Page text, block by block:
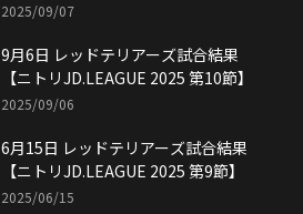
2025/09/07
9月6日 レッドテリアーズ試合結果
【ニトリJD.LEAGUE 2025 第10節】
2025/09/06
6月15日 レッドテリアーズ試合結果
【ニトリJD.LEAGUE 2025 第9節】
2025/06/15